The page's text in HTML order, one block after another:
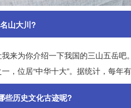
山大川?
来为你介绍一下我国的三山五岳
，位居“中华十大”。据统计，每年
些历史文化古迹呢?